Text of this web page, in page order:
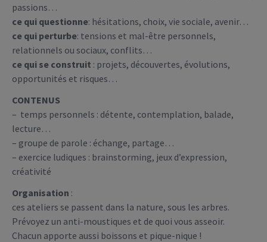
passions…
ce qui questionne: hésitations, choix, vie sociale, avenir…
ce qui perturbe: tensions et mal-être personnels,
relationnels ou sociaux, conflits…
ce qui se construit : projets, découvertes, évolutions,
opportunités et risques…
CONTENUS
– temps personnels : détente, contemplation, balade,
lecture…
– groupe de parole : échange, partage…
– exercice ludiques : brainstorming, jeux d’expression,
créativité
Organisation :
ces ateliers se passent dans la nature, sous les arbres.
Prévoyez un anti-moustiques et de quoi vous asseoir.
Chacun apporte aussi boissons et pique-nique !